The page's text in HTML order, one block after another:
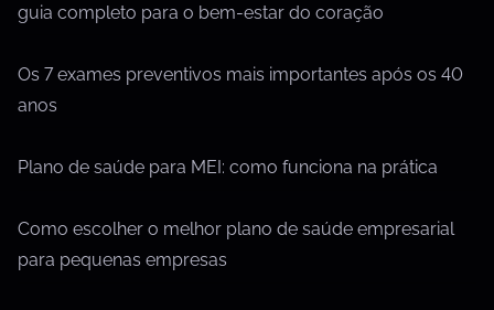
guia completo para o bem-estar do coração
Os 7 exames preventivos mais importantes após os 40
anos
Plano de saúde para MEI: como funciona na prática
Como escolher o melhor plano de saúde empresarial
para pequenas empresas